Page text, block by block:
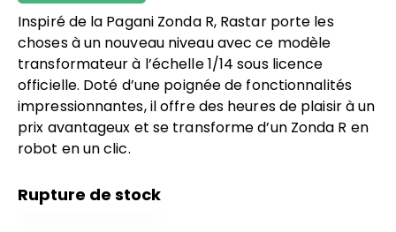
Inspiré de la Pagani Zonda R, Rastar porte les
choses à un nouveau niveau avec ce modèle
transformateur à l’échelle 1/14 sous licence
officielle. Doté d’une poignée de fonctionnalités
impressionnantes, il offre des heures de plaisir à un
prix avantageux et se transforme d’un Zonda R en
robot en un clic.
Rupture de stock